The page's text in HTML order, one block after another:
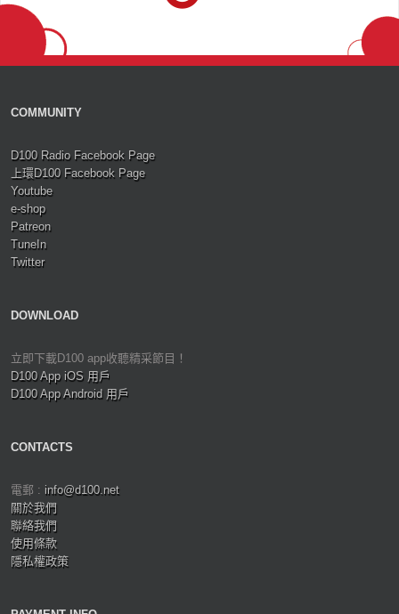
COMMUNITY
D100 Radio Facebook Page
上環D100 Facebook Page
Youtube
e-shop
Patreon
TuneIn
Twitter
DOWNLOAD
立即下載D100 app收聽精采節目！
D100 App iOS 用戶
D100 App Android 用戶
CONTACTS
電郵 : info@d100.net
關於我們
聯絡我們
使用條款
隱私權政策